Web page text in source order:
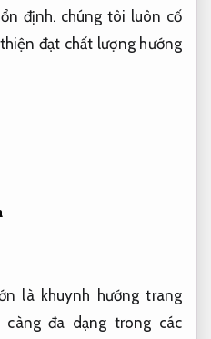
định. chúng tôi luôn cố
đạt chất lượng hướng
là khuynh hướng trang
càng đa dạng trong các